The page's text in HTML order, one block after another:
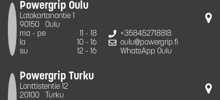
Powergrip Oulu
Latokartanontie 1
90150
Oulu
ma - pe
11 - 18
la
10 - 16
su
12 - 16
+358452718818
oulu@powergrip.fi
WhatsApp Oulu
Powergrip Turku
Lonttistentie 12
20100
Turku